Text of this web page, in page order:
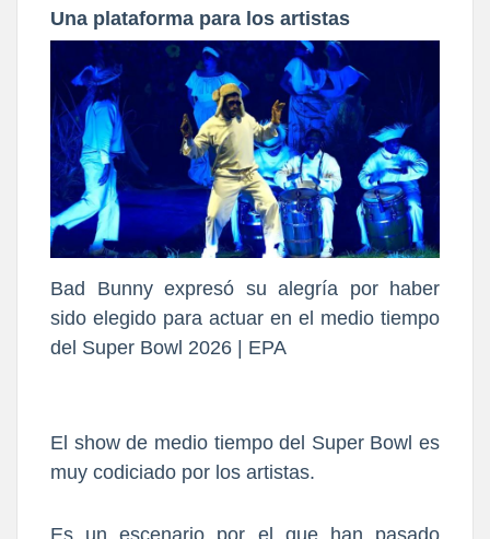
Una plataforma para los artistas
Bad Bunny expresó su alegría por haber
sido elegido para actuar en el medio tiempo
del Super Bowl 2026 | EPA
El show de medio tiempo del Super Bowl es
muy codiciado por los artistas.